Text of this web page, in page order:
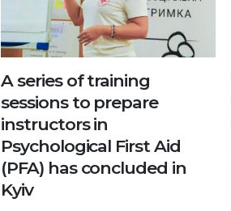
A series of training
sessions to prepare
instructors in
Psychological First Aid
(PFA) has concluded in
Kyiv